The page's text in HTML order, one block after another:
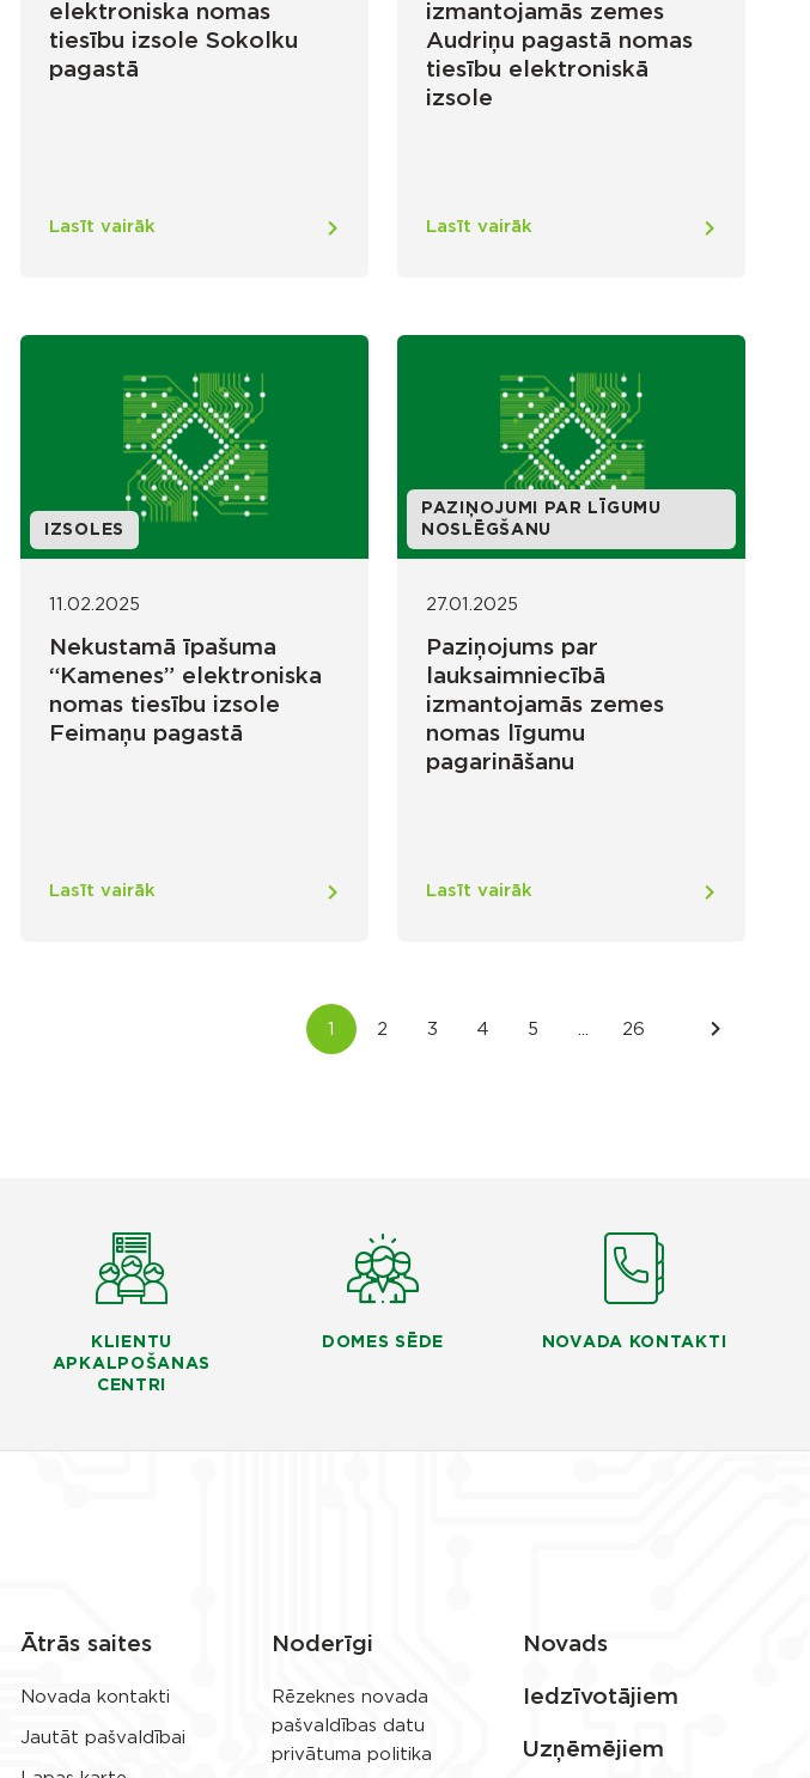
elektroniska nomas
tiesību izsole Sokolku
pagastā
Lasīt vairāk
izmantojamās zemes
Audriņu pagastā nomas
tiesību elektroniskā
izsole
Lasīt vairāk
IZSOLES
11.02.2025
Nekustamā īpašuma
“Kamenes” elektroniska
nomas tiesību izsole
Feimaņu pagastā
Lasīt vairāk
PAZIŅOJUMI PAR LĪGUMU
NOSLĒGŠANU
27.01.2025
Paziņojums par
lauksaimniecībā
izmantojamās zemes
nomas līgumu
pagarināšanu
Lasīt vairāk
KLIENTU
APKALPOŠANAS
CENTRI
DOMES SĒDE NOVADA KONTAKTI
Ātrās saites
Novada kontakti
Jautāt pašvaldībai
Noderīgi
Rēzeknes novada
pašvaldības datu
privātuma politika
Novads
Iedzīvotājiem
Uzņēmējiem